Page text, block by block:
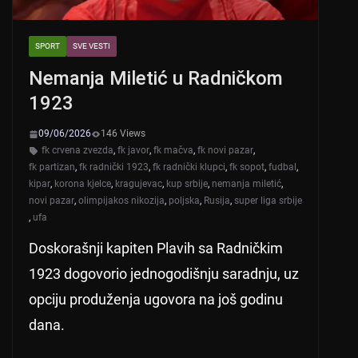
SPORT SVE VESTI
Nemanja Miletić u Radničkom
1923
09/06/2026
146 Views
fk crvena zvezda, fk javor, fk mačva, fk novi pazar,
fk partizan, fk radnički 1923, fk radnički klupci, fk sopot, fudbal ,
kipar, korona kjelce, kragujevac, kup srbije, nemanja miletić,
novi pazar, olimpijakos nikozija, poljska, Rusija, super liga srbije
, ufa
Doskorašnji kapiten Plavih sa Radničkim
1923 dogovorio jednogodišnju saradnju, uz
opciju produženja ugovora na još godinu
dana.